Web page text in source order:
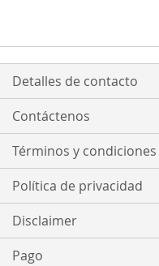
Detalles de contacto
Contáctenos
Términos y condiciones
Política de privacidad
Disclaimer
Pago